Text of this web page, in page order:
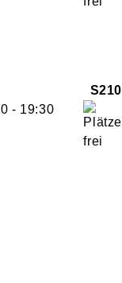
S210
- 19:30